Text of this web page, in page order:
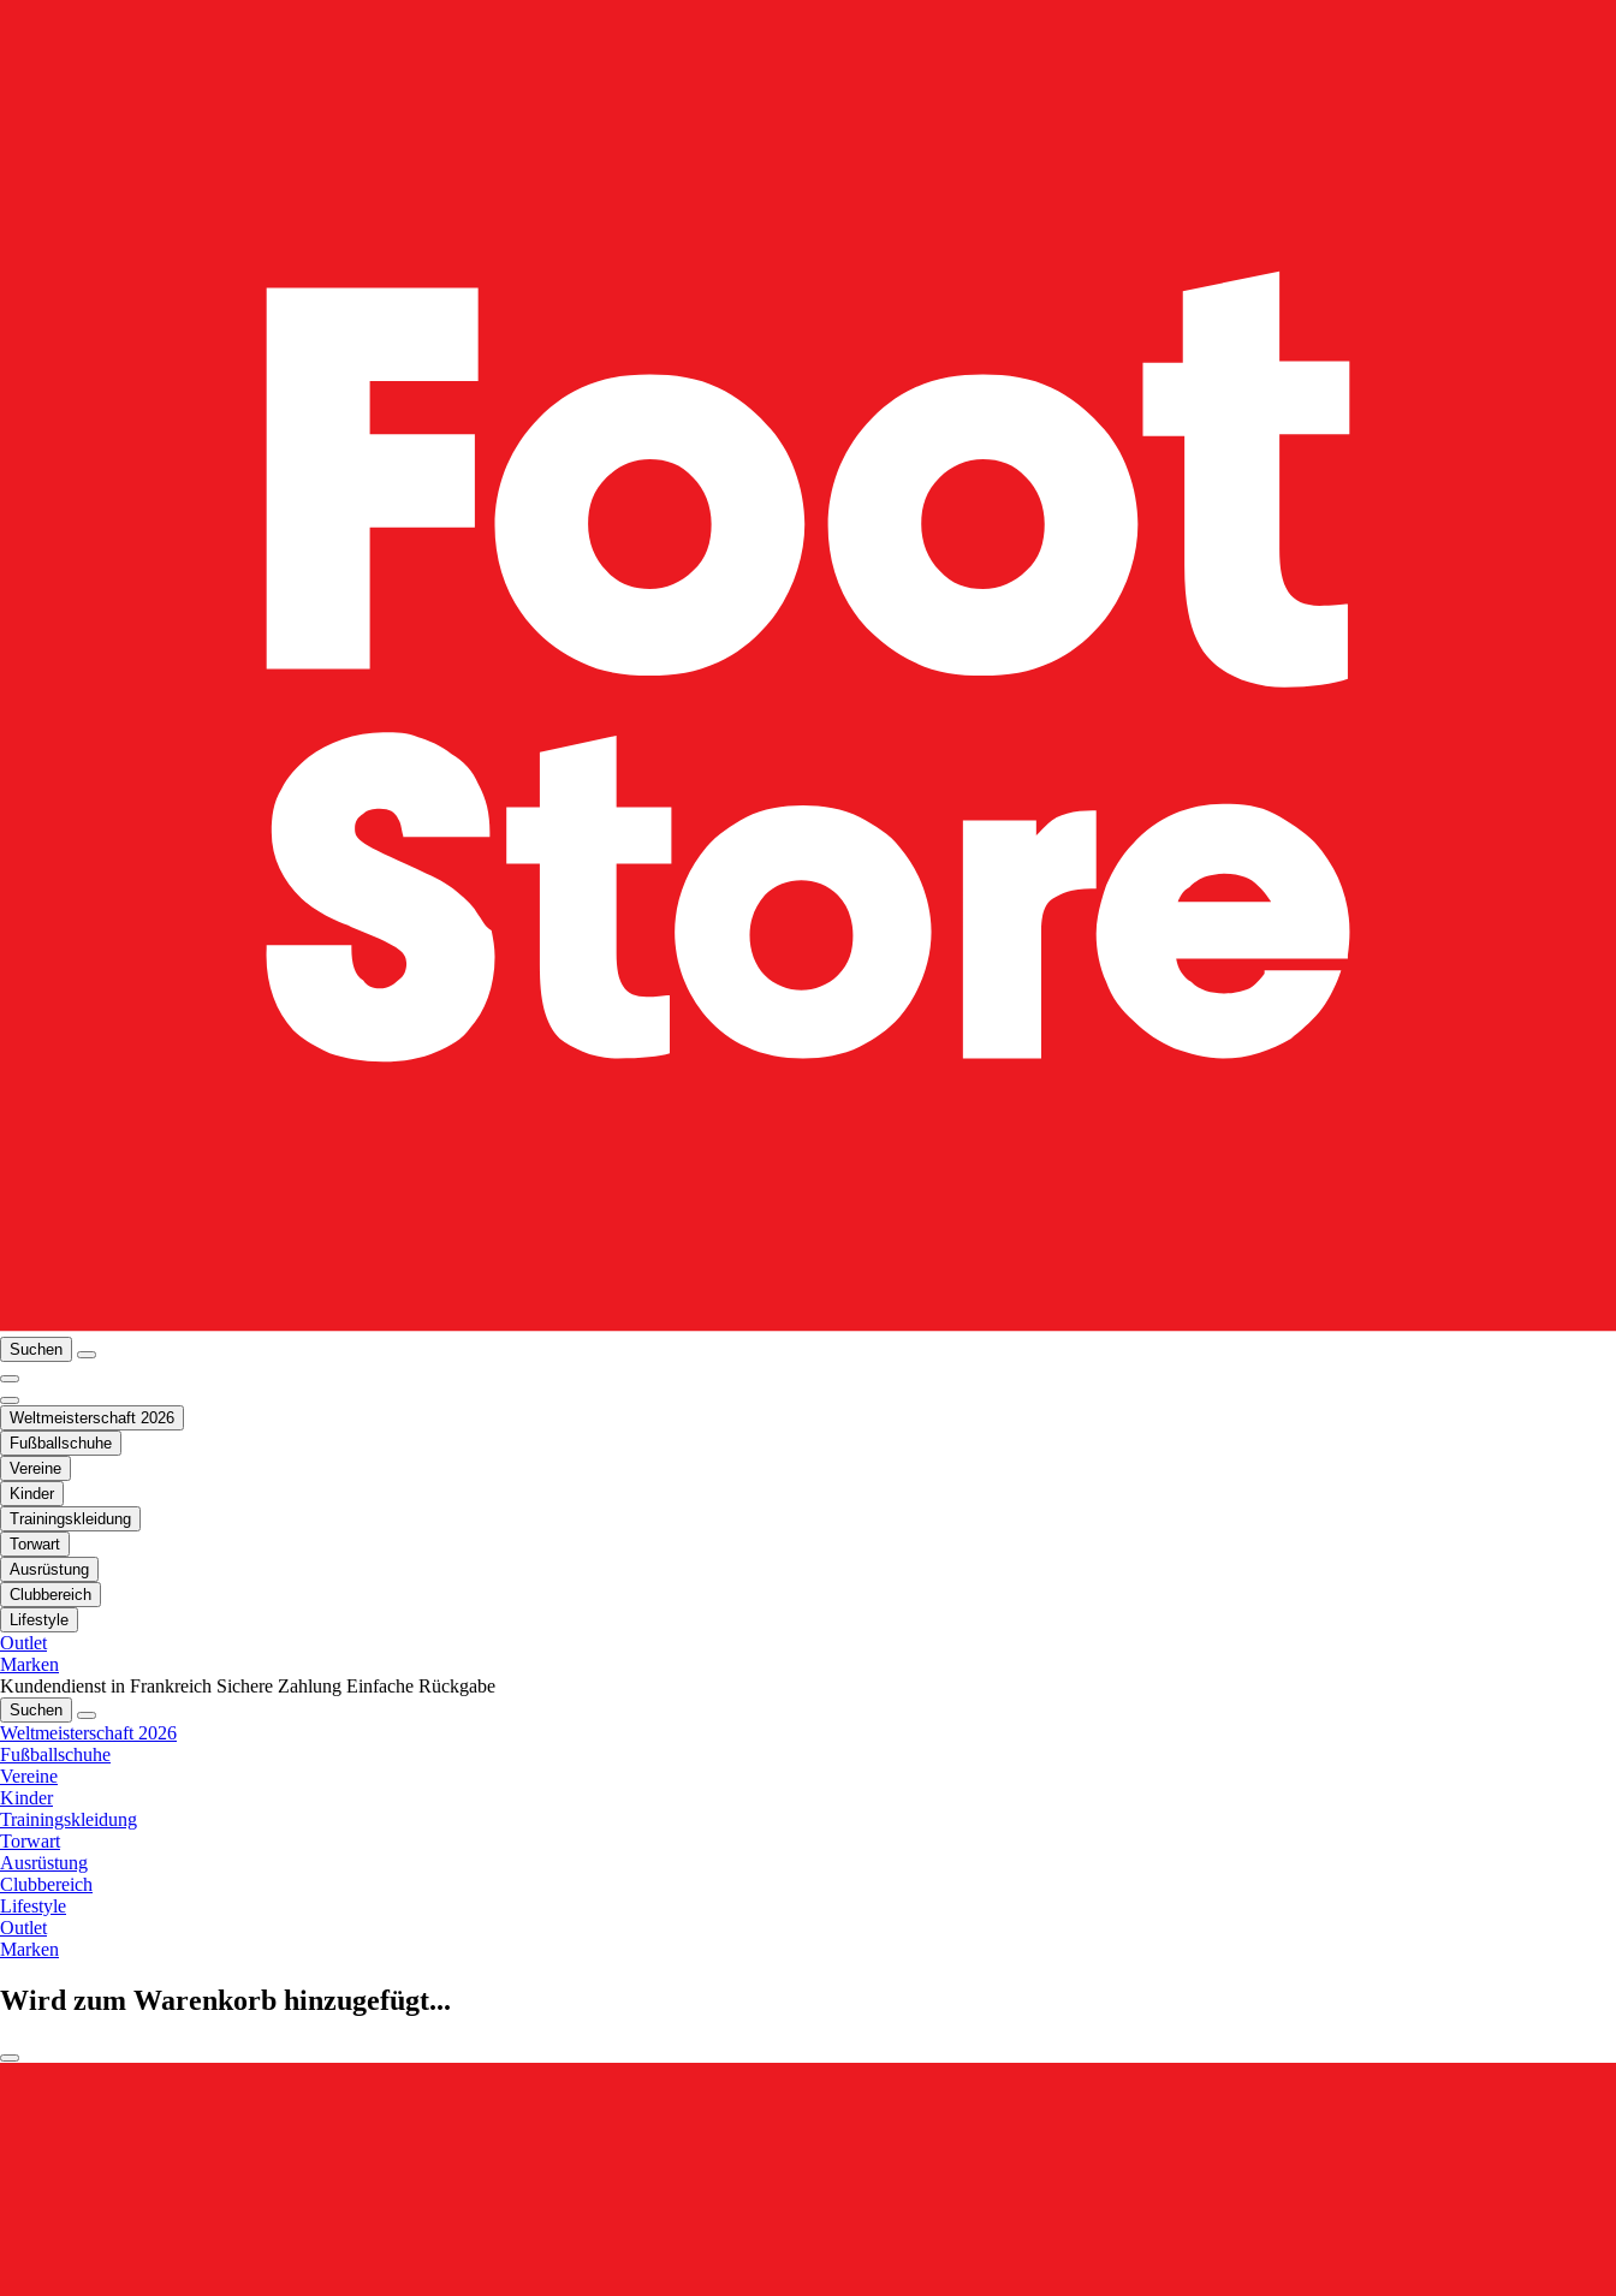
Suchen
Weltmeisterschaft 2026
Fußballschuhe
Vereine
Kinder
Trainingskleidung
Torwart
Ausrüstung
Clubbereich
Lifestyle
Outlet
Marken
Kundendienst in Frankreich Sichere Zahlung Einfache Rückgabe
Suchen
Weltmeisterschaft 2026
Fußballschuhe
Vereine
Kinder
Trainingskleidung
Torwart
Ausrüstung
Clubbereich
Lifestyle
Outlet
Marken
Wird zum Warenkorb hinzugefügt...